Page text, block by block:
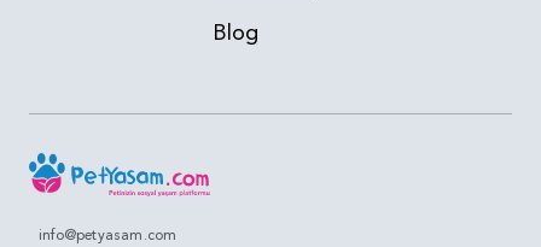
Blog
info@petyasam.com